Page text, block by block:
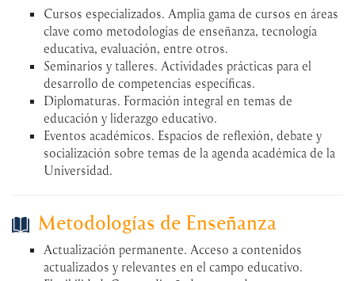
Cursos especializados. Amplia gama de cursos en áreas
clave como metodologías de enseñanza, tecnología
educativa, evaluación, entre otros.
Seminarios y talleres. Actividades prácticas para el
desarrollo de competencias específicas.
Diplomaturas. Formación integral en temas de
educación y liderazgo educativo.
Eventos académicos. Espacios de reflexión, debate y
socialización sobre temas de la agenda académica de la
Universidad.
Metodologías de Enseñanza
Actualización permanente. Acceso a contenidos
actualizados y relevantes en el campo educativo.